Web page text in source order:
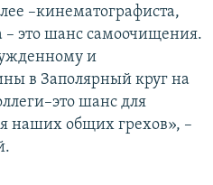
–кинематографиста,
– это шанс самоочищения.
и
в Заполярный круг на
шанс для
наших общих грехов», –